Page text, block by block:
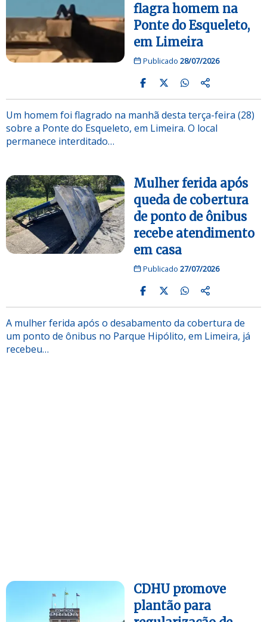
flagra homem na
Ponte do Esqueleto,
em Limeira
Publicado 28/07/2026
Um homem foi flagrado na manhã desta terça-feira (28)
sobre a Ponte do Esqueleto, em Limeira. O local
permanece interditado…
Mulher ferida após
queda de cobertura
de ponto de ônibus
recebe atendimento
em casa
Publicado 27/07/2026
A mulher ferida após o desabamento da cobertura de
um ponto de ônibus no Parque Hipólito, em Limeira, já
recebeu…
CDHU promove
plantão para